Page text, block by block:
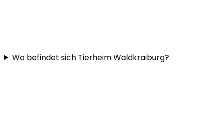
Wo befindet sich Tierheim Waldkraiburg?